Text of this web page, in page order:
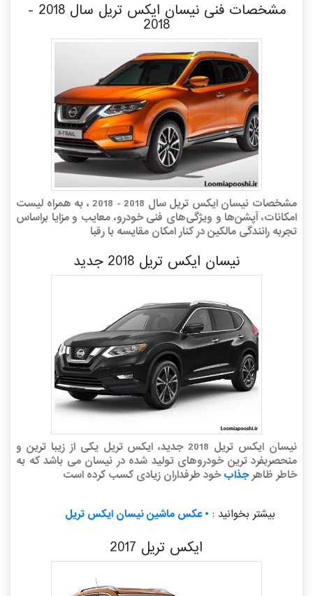
مشخصات فنی نیسان ایکس تریل سال 2018 -
2018
مشخصات نیسان ایکس تریل سال 2018 - 2018 ، به همراه لیست
امکانات، آپشن‌ها و ویژگی‌های فنی خودرو، معایب و مزایا براساس
تجربه رانندگی مالکین در کنار امکان مقایسه با رقبا
نیسان ایکس تریل 2018 جدید
نیسان ایکس تریل 2018 جدید، ایکس تریل یکی از زیبا ترین و
منحصربفرد ترین خودروهای تولید شده در نیسان می باشد که به
خاطر ظاهرجذابخود طرفداران زیادی کسب کرده است
بیشتر بخوانید : • عکس ماشین نیسان ایکس تریل
ایکس تریل 2017